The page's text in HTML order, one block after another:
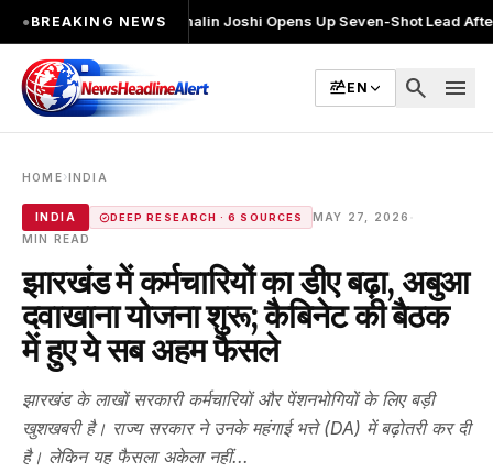
● BREAKING NEWS
चुनाव लड़ा●Khalin Joshi Opens Up Seven-Shot Lead After Another
EN search menu
HOME›INDIA
INDIA DEEP RESEARCH · 6 SOURCES MAY 27, 2026
MIN READ
झारखंड में कर्मचारियों का डीए बढ़ा, अबुआ
दवाखाना योजना शुरू; कैबिनेट की बैठक
में हुए ये सब अहम फैसले
झारखंड के लाखों सरकारी कर्मचारियों और पेंशनभोगियों के लिए बड़ी
खुशखबरी है। राज्य सरकार ने उनके महंगाई भत्ते (DA) में बढ़ोतरी कर दी
है। लेकिन यह फैसला अकेला नहीं...